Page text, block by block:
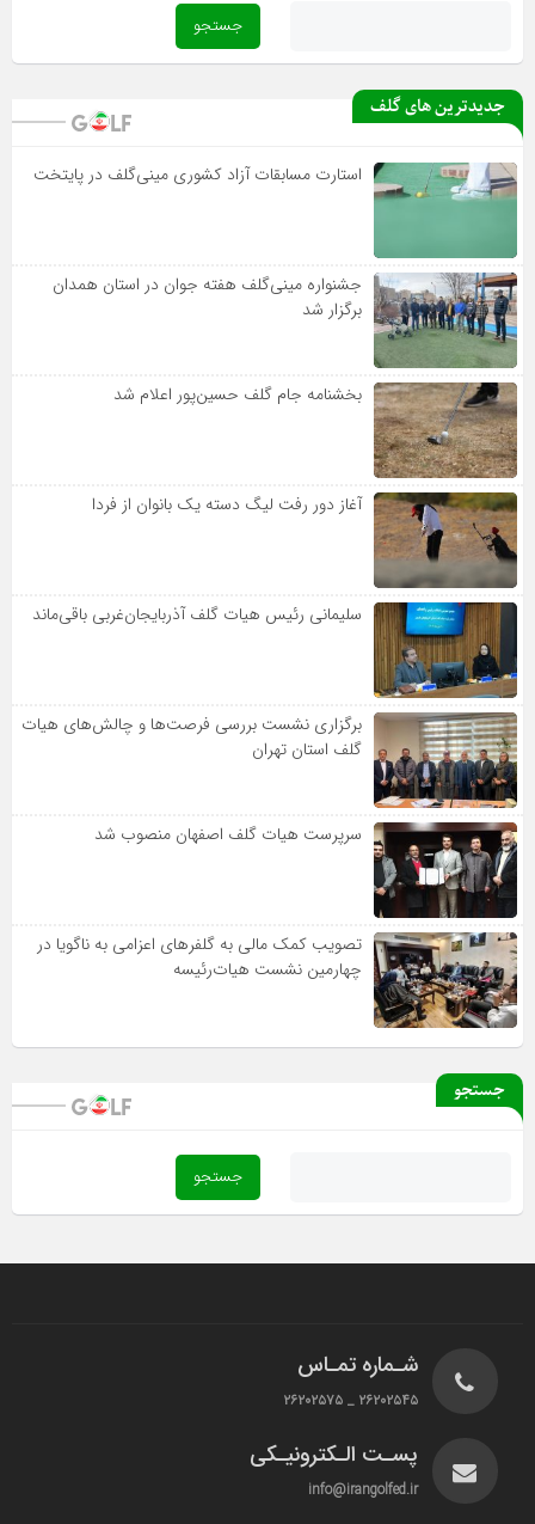
جدیدترین های گلف
استارت مسابقات آزاد کشوری مینی‌گلف در پایتخت
جشنواره مینی‌گلف هفته جوان در استان همدان
برگزار شد
بخشنامه جام گلف حسین‌پور اعلام شد
آغاز دور رفت لیگ دسته یک بانوان از فردا
سلیمانی رئیس هیات گلف آذربایجان‌غربی باقی‌ماند
برگزاری نشست بررسی فرصت‌ها و چالش‌های هیات
گلف استان تهران
سرپرست هیات گلف اصفهان منصوب شد
تصویب کمک مالی به گلفرهای اعزامی به ناگویا در
چهارمین نشست هیات‌رئیسه
جستجو
شـماره تمـاس
۲۶۲۰۲۵۴۵ _ ۲۶۲۰۲۵۷۵
پسـت الـکترونیـکی
info@irangolfed.ir